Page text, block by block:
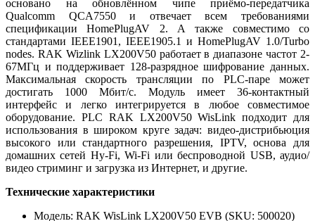
основано на обновлённом чипе приёмо-передатчика
Qualcomm QCA7550 и отвечает всем требованиями
спецификации HomePlugAV 2. А также совместимо со
стандартами IEEE1901, IEEE1905.1 и HomePlugAV 1.0/Turbo
nodes. RAK Wizlink LX200V50 работает в диапазоне частот 2-
67МГц и поддерживает 128-разрядное шифрование данных.
Максимальная скорость трансляции по PLC-паре может
достигать 1000 Мбит/с. Модуль имеет 36-контактный
интерфейс и легко интегрируется в любое совместимое
оборудование. PLC RAK LX200V50 WisLink подходит для
использования в широком круге задач: видео-дистрибьюция
высокого или стандартного разрешения, IPTV, основа для
домашних сетей Hy-Fi, Wi-Fi или беспроводной USB, аудио/
видео стриминг и загрузка из Интернет, и другие.
Технические характеристики
Модель: RAK WisLink LX200V50 EVB (SKU: 500020)